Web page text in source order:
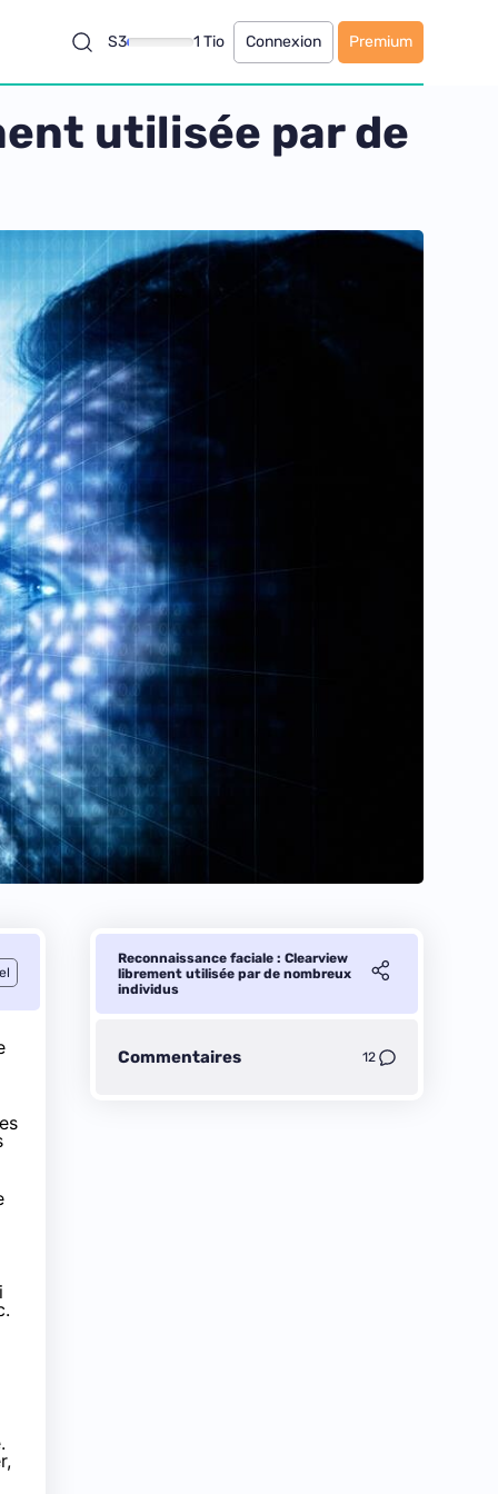
S3 1 Tio Connexion Premium
utilisée par de
Reconnaissance faciale : Clearview
librement utilisée par de nombreux
individus
Commentaires 12